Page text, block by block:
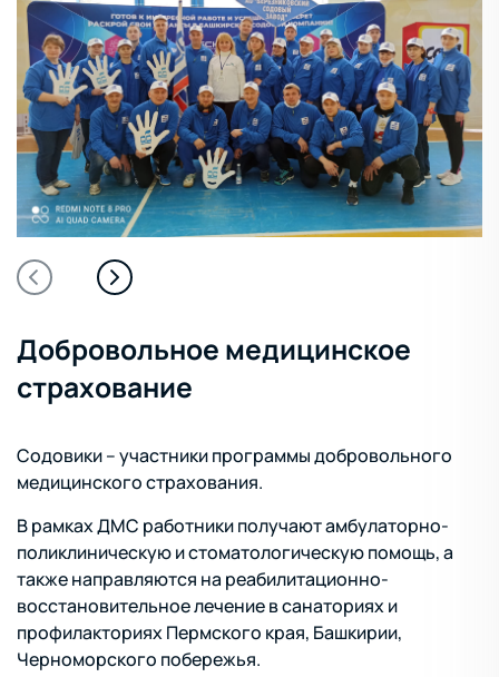
Добровольное медицинское
страхование
Содовики – участники программы добровольного
медицинского страхования.
В рамках ДМС работники получают амбулаторно-
поликлиническую и стоматологическую помощь, а
также направляются на реабилитационно-
восстановительное лечение в санаториях и
профилакториях Пермского края, Башкирии,
Черноморского побережья.